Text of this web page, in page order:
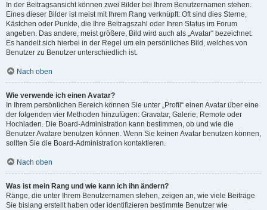
In der Beitragsansicht können zwei Bilder bei Ihrem Benutzernamen stehen.
Eines dieser Bilder ist meist mit Ihrem Rang verknüpft: Oft sind dies Sterne,
Kästchen oder Punkte, die Ihre Beitragszahl oder Ihren Status im Forum
angeben. Das andere, meist größere, Bild wird auch als „Avatar“ bezeichnet.
Es handelt sich hierbei in der Regel um ein persönliches Bild, welches von
Benutzer zu Benutzer unterschiedlich ist.
Nach oben
Wie verwende ich einen Avatar?
In Ihrem persönlichen Bereich können Sie unter „Profil“ einen Avatar über eine
der folgenden vier Methoden hinzufügen: Gravatar, Galerie, Remote oder
Hochladen. Die Board-Administration kann bestimmen, ob und wie die
Benutzer Avatare benutzen können. Wenn Sie keinen Avatar benutzen können,
sollten Sie die Board-Administration kontaktieren.
Nach oben
Was ist mein Rang und wie kann ich ihn ändern?
Ränge, die unter Ihrem Benutzernamen stehen, zeigen an, wie viele Beiträge
Sie bislang erstellt haben oder identifizieren bestimmte Benutzer wie